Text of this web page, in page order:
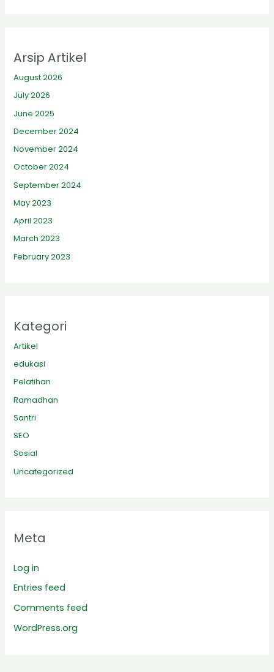
Arsip Artikel
August 2026
July 2026
June 2025
December 2024
November 2024
October 2024
September 2024
May 2023
April 2023
March 2023
February 2023
Kategori
Artikel
edukasi
Pelatihan
Ramadhan
Santri
SEO
Sosial
Uncategorized
Meta
Log in
Entries feed
Comments feed
WordPress.org